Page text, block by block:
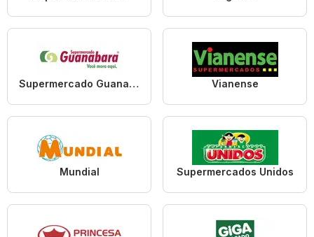
Supermercado Guanabara Vianense
Mundial Supermercados Unidos